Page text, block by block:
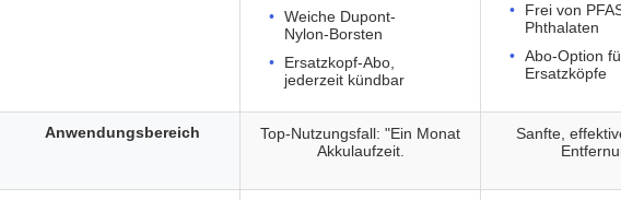
Weiche Dupont-
Nylon-Borsten
Ersatzkopf-Abo,
jederzeit kündbar
Frei von
Phthalaten
Abo-Option
Ersatzköpfe
Top-Nutzungsfall: "Ein Monat
Akkulaufzeit.
Sanfte,
Anwendungsbereich